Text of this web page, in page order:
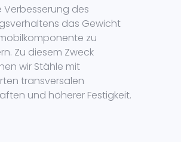
Verbesserung des
das Gewicht
zu
Zu diesem Zweck
wir Stähle mit
transversalen
und höherer Festigkeit.